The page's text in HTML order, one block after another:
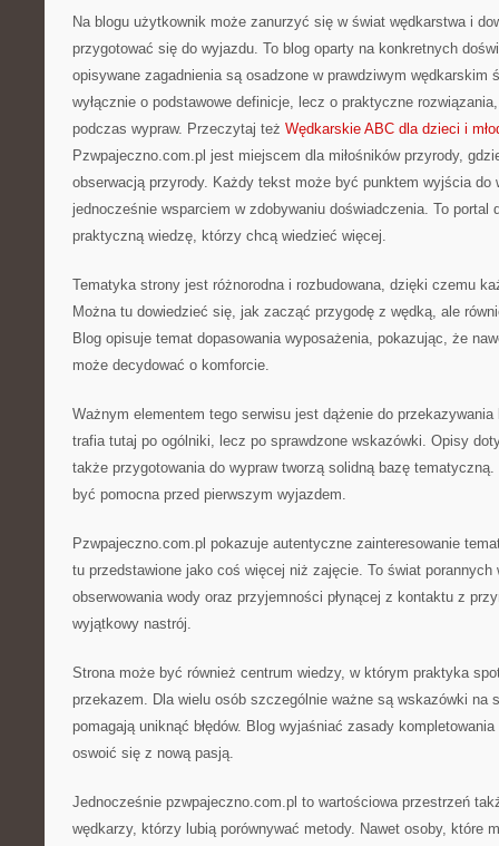
Na blogu użytkownik może zanurzyć się w świat wędkarstwa i
przygotować się do wyjazdu. To blog oparty na konkretnych
opisywane zagadnienia są osadzone w prawdziwym wędkarskim
wyłącznie o podstawowe definicje, lecz o praktyczne
podczas wypraw. Przeczytaj też Wędkarskie ABC dla dzieci i
Pzwpajeczno.com.pl jest miejscem dla miłośników przyrody,
obserwacją przyrody. Każdy tekst może być punktem wyjścia do
jednocześnie wsparciem w zdobywaniu doświadczenia. To portal
praktyczną wiedzę, którzy chcą wiedzieć więcej.
Tematyka strony jest różnorodna i rozbudowana, dzięki czemu
Można tu dowiedzieć się, jak zacząć przygodę z wędką, ale
Blog opisuje temat dopasowania wyposażenia, pokazując, że
może decydować o komforcie.
Ważnym elementem tego serwisu jest dążenie do
trafia tutaj po ogólniki, lecz po sprawdzone wskazówki. Opisy
także przygotowania do wypraw tworzą solidną bazę
być pomocna przed pierwszym wyjazdem.
Pzwpajeczno.com.pl pokazuje autentyczne zainteresowanie
tu przedstawione jako coś więcej niż zajęcie. To świat porannych
obserwowania wody oraz przyjemności płynącej z kontaktu z
wyjątkowy nastrój.
Strona może być również centrum wiedzy, w którym praktyka
przekazem. Dla wielu osób szczególnie ważne są wskazówki na
pomagają uniknąć błędów. Blog wyjaśniać zasady
oswoić się z nową pasją.
Jednocześnie pzwpajeczno.com.pl to wartościowa przestrzeń
wędkarzy, którzy lubią porównywać metody. Nawet osoby, które